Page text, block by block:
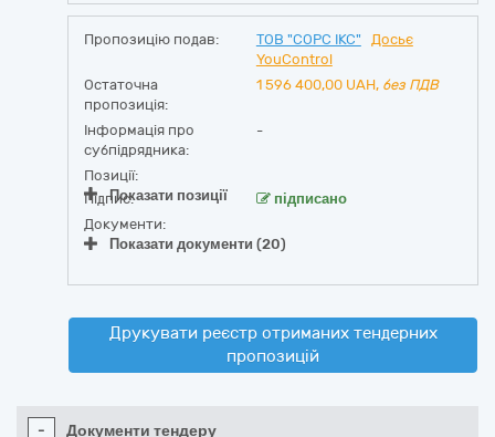
Пропозицію подав: ТОВ "СОРС ІКС"
Досьє
YouControl
Остаточна
пропозиція:
1 596 400,00 UAH, без ПДВ
Інформація про
субпідрядника:
-
Позиції:
Показати позиції
Підпис:
підписано
Документи:
Показати документи (20)
Друкувати реєстр отриманих тендерних
пропозицій
- Документи тендеру